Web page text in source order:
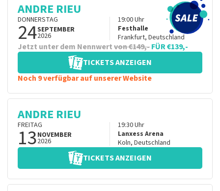
ANDRE RIEU
DONNERSTAG
24SEPTEMBER
2026
19:00Uhr
Festhalle
Frankfurt, Deutschland
Jetzt unter dem Nennwertvon €149,-FÜR €139,-
TICKETS ANZEIGEN
Noch 9 verfügbar auf unserer Website
ANDRE RIEU
FREITAG
13NOVEMBER
2026
19:30Uhr
Lanxess Arena
Koln, Deutschland
TICKETS ANZEIGEN